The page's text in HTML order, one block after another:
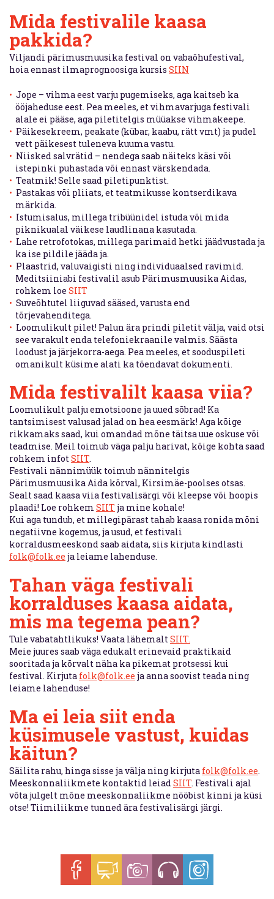
Mida festivalile kaasa
pakkida?
Viljandi pärimusmuusika festival on vabaõhufestival,
hoia ennast ilmaprognoosiga kursis SIIN
Jope – vihma eest varju pugemiseks, aga kaitseb ka
ööjaheduse eest. Pea meeles, et vihmavarjuga festivali
alale ei pääse, aga piletitelgis müüakse vihmakeepe.
Päikesekreem, peakate (kübar, kaabu, rätt vmt) ja pudel
vett päikesest tuleneva kuuma vastu.
Niisked salvrätid – nendega saab näiteks käsi või
istepinki puhastada või ennast värskendada.
Teatmik! Selle saad piletipunktist.
Pastakas või pliiats, et teatmikusse kontserdikava
märkida.
Istumisalus, millega tribüünidel istuda või mida
piknikualal väikese laudlinana kasutada.
Lahe retrofotokas, millega parimaid hetki jäädvustada ja
ka ise pildile jääda ja.
Plaastrid, valuvaigisti ning individuaalsed ravimid.
Meditsiiniabi festivalil asub Pärimusmuusika Aidas,
rohkem loe SIIT
Suveõhtutel liiguvad sääsed, varusta end
tõrjevahenditega.
Loomulikult pilet! Palun ära prindi piletit välja, vaid otsi
see varakult enda telefoniekraanile valmis. Säästa
loodust ja järjekorra-aega. Pea meeles, et sooduspileti
omanikult küsime alati ka tõendavat dokumenti.
Mida festivalilt kaasa viia?
Loomulikult palju emotsioone ja uued sõbrad! Ka
tantsimisest valusad jalad on hea eesmärk! Aga kõige
rikkamaks saad, kui omandad mõne täitsa uue oskuse või
teadmise. Meil toimub väga palju harivat, kõige kohta saad
rohkem infotSIIT.
Festivali nännimüük toimub nännitelgis
Pärimusmuusika Aida kõrval, Kirsimäe-poolses otsas.
Sealt saad kaasa viia festivalisärgi või kleepse või hoopis
plaadi! Loe rohkem SIIT ja mine kohale!
Kui aga tundub, et millegipärast tahab kaasa ronida mõni
negatiivne kogemus, ja usud, et festivali
korraldusmeeskond saab aidata, siis kirjuta kindlasti
folk@folk.ee ja leiame lahenduse.
Tahan väga festivali
korralduses kaasa aidata,
mis ma tegema pean?
Tule vabatahtlikuks! Vaata lähemaltSIIT.
Meie juures saab väga edukalt erinevaid praktikaid
sooritada ja kõrvalt näha ka pikemat protsessi kui
festival. Kirjuta folk@folk.ee ja anna soovist teada ning
leiame lahenduse!
Ma ei leia siit enda
küsimusele vastust, kuidas
käitun?
Säilita rahu, hinga sisse ja välja ning kirjuta folk@folk.ee.
Meeskonnaliikmete kontaktid leiadSIIT. Festivali ajal
võta julgelt mõne meeskonnaliikme nööbist kinni ja küsi
otse! Tiimiliikme tunned ära festivalisärgi järgi.